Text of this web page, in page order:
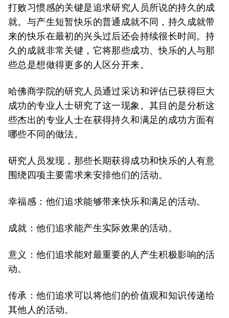
打败习惯感的关键是追求研究人员所说的持久的成
就。与产生短暂快乐的普通成就不同，持久成就带
来的快乐在最初的兴头过后还会持续很长时间。持
久的成就非常关键，它将那些成功、快乐的人与那
些总是想做得更多的人区分开来。
哈佛商学院的研究人员通过采访和评估已获得巨大
成功的专业人士研究了这一现象。其目的是分析这
些杰出的专业人士在获得持久和满足的成功方面有
哪些不同的做法。
研究人员发现，那些长期获得成功和快乐的人有意
围绕四项主要需求来安排他们的活动。
幸福感：他们追求能够带来快乐和满足的活动。
成就：他们追求能产生实际效果的活动。
意义：他们追求能对最重要的人产生积极影响的活
动。
传承：他们追求可以将他们的价值观和知识传递给
其他人的活动。